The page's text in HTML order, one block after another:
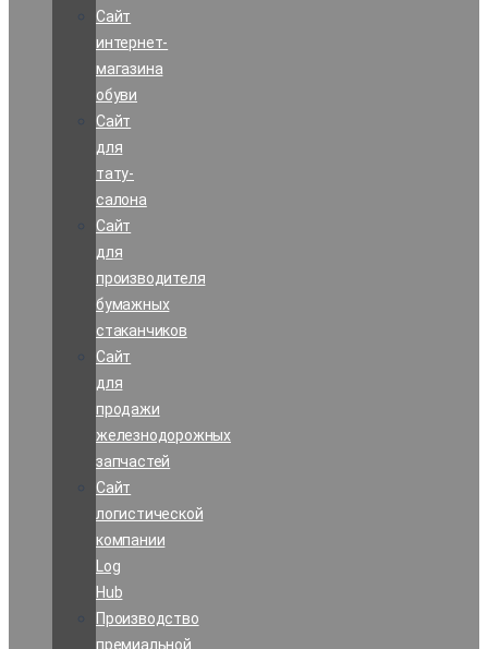
Сайт
интернет-
магазина
обуви
Сайт
для
тату-
салона
Сайт
для
производителя
бумажных
стаканчиков
Сайт
для
продажи
железнодорожных
запчастей
Сайт
логистической
компании
Log
Hub
Производство
премиальной